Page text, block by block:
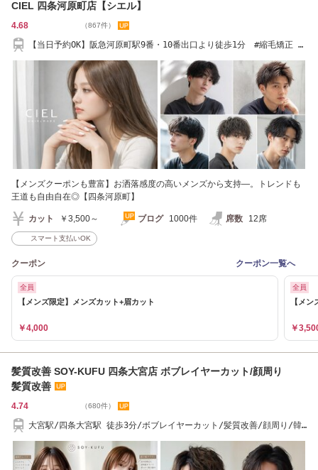
CIEL 四条河原町店【シエル】
4.68 （867件）
【当日予約OK】阪急河原町駅9番・10番出口より徒歩1分 #縮毛矯正 #
【メンズクーポンも豊富】お洒落感度の高いメンズから支持―。トレンドも
王道も自由自在◎【四条河原町】
カット ￥3,500～ ブログ 1000件 席数 12席
スマート支払いOK
クーポン クーポン一覧へ
全員
【メンズ限定】メンズカット+眉カット
￥4,000
全員
【メ
￥
髪質改善 SOY-KUFU 四条大宮店 ボブレイヤーカット/顔周り
髪質改善
4.74 （680件）
大宮駅/四条大宮駅 徒歩3分/ボブレイヤーカット/髪質改善/顔周り/韓